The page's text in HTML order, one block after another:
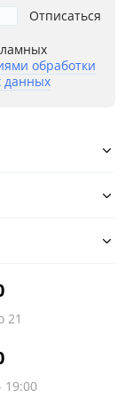
обработки
данных
Отписаться
21
19:00